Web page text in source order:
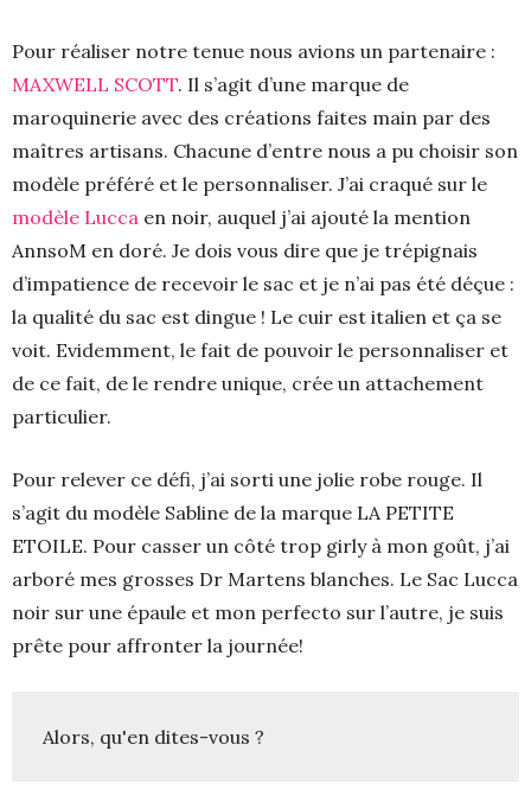
Pour réaliser notre tenue nous avions un partenaire :
MAXWELL SCOTT. Il s’agit d’une marque de
maroquinerie avec des créations faites main par des
maîtres artisans. Chacune d’entre nous a pu choisir son
modèle préféré et le personnaliser. J’ai craqué sur le
modèle Lucca en noir, auquel j’ai ajouté la mention
AnnsoM en doré. Je dois vous dire que je trépignais
d’impatience de recevoir le sac et je n’ai pas été déçue :
la qualité du sac est dingue ! Le cuir est italien et ça se
voit. Evidemment, le fait de pouvoir le personnaliser et
de ce fait, de le rendre unique, crée un attachement
particulier.
Pour relever ce défi, j’ai sorti une jolie robe rouge. Il
s’agit du modèle Sabline de la marque LA PETITE
ETOILE. Pour casser un côté trop girly à mon goût, j’ai
arboré mes grosses Dr Martens blanches. Le Sac Lucca
noir sur une épaule et mon perfecto sur l’autre, je suis
prête pour affronter la journée!
Alors, qu'en dites-vous ?